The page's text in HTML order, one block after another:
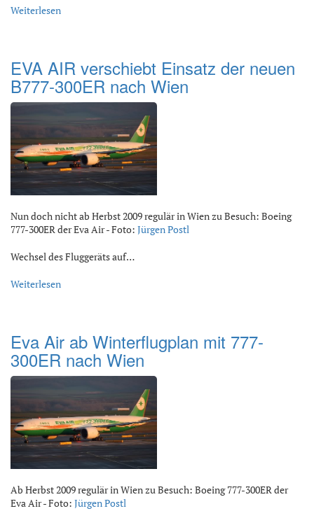
Weiterlesen
EVA AIR verschiebt Einsatz der neuen
B777-300ER nach Wien
Nun doch nicht ab Herbst 2009 regulär in Wien zu Besuch: Boeing
777-300ER der Eva Air - Foto: Jürgen Postl
Wechsel des Fluggeräts auf…
Weiterlesen
Eva Air ab Winterflugplan mit 777-
300ER nach Wien
Ab Herbst 2009 regulär in Wien zu Besuch: Boeing 777-300ER der
Eva Air - Foto: Jürgen Postl